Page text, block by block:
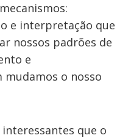
e interpretação que
nossos padrões de
e
o nosso
que o